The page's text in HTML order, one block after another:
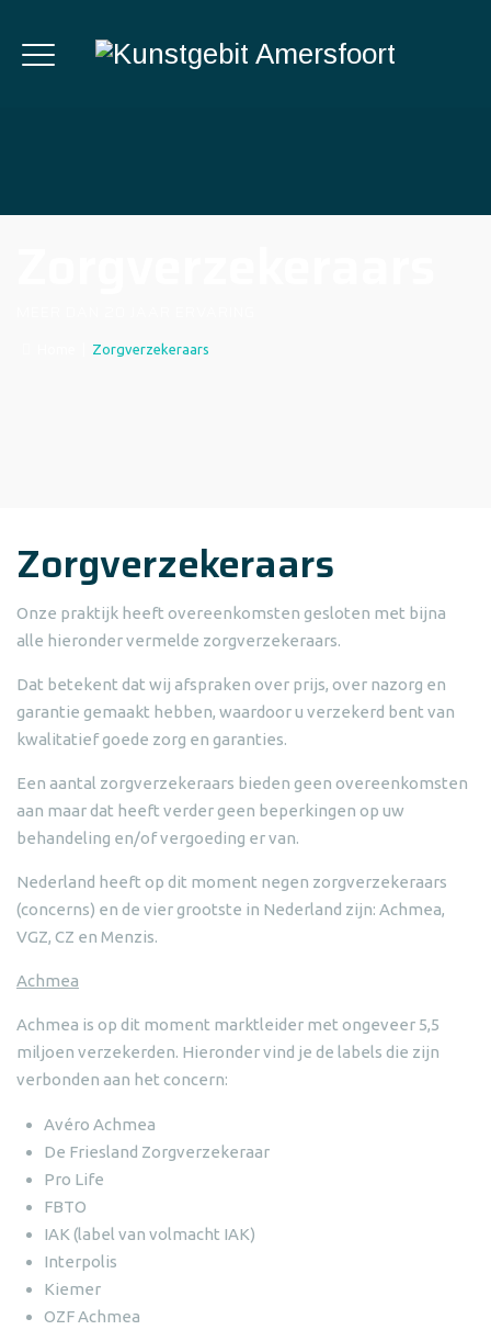
Zorgverzekeraars
Zorgverzekeraars
Onze praktijk heeft overeenkomsten gesloten met bijna
alle hieronder vermelde zorgverzekeraars.
Dat betekent dat wij afspraken over prijs, over nazorg en
garantie gemaakt hebben, waardoor u verzekerd bent van
kwalitatief goede zorg en garanties.
Een aantal zorgverzekeraars bieden geen overeenkomsten
aan maar dat heeft verder geen beperkingen op uw
behandeling en/of vergoeding er van.
Nederland heeft op dit moment negen zorgverzekeraars
(concerns) en de vier grootste in Nederland zijn: Achmea,
VGZ, CZ en Menzis.
Achmea
Achmea is op dit moment marktleider met ongeveer 5,5
miljoen verzekerden. Hieronder vind je de labels die zijn
verbonden aan het concern:
Avéro Achmea
De Friesland Zorgverzekeraar
Pro Life
FBTO
IAK (label van volmacht IAK)
Interpolis
Kiemer
OZF Achmea